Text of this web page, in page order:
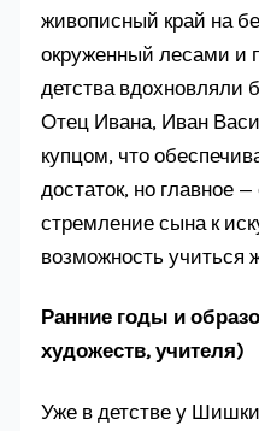
живописный край на
окруженный лесами и
детства вдохновляли
Отец Ивана, Иван
купцом, что
достаток, но главное
стремление сына к
возможность учиться
Ранние годы и
художеств, учителя)
Уже в детстве у